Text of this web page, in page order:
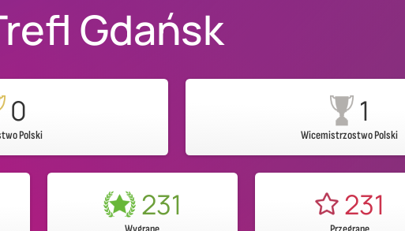
Gdańsk
0
Polski
1
Wicemistrzostwo Polski
231 231